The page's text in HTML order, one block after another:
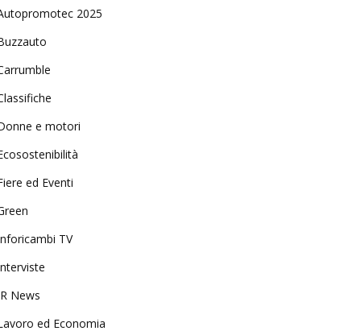
2025
e motori
ed Eventi
TV
News
ed Economia